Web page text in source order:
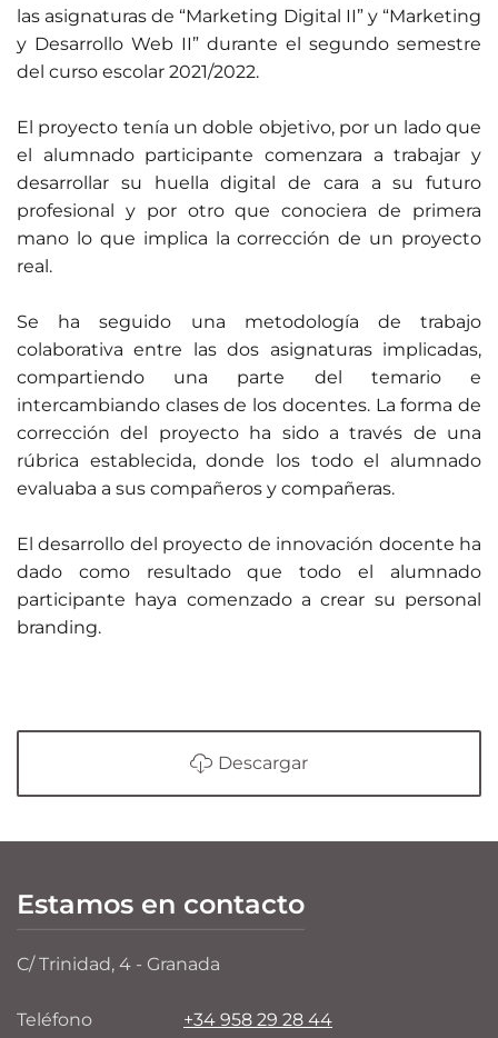
las asignaturas de “Marketing Digital II” y “Marketing
y Desarrollo Web II” durante el segundo semestre
del curso escolar 2021/2022.
El proyecto tenía un doble objetivo, por un lado que
el alumnado participante comenzara a trabajar y
desarrollar su huella digital de cara a su futuro
profesional y por otro que conociera de primera
mano lo que implica la corrección de un proyecto
real.
Se ha seguido una metodología de trabajo
colaborativa entre las dos asignaturas implicadas,
compartiendo una parte del temario e
intercambiando clases de los docentes. La forma de
corrección del proyecto ha sido a través de una
rúbrica establecida, donde los todo el alumnado
evaluaba a sus compañeros y compañeras.
El desarrollo del proyecto de innovación docente ha
dado como resultado que todo el alumnado
participante haya comenzado a crear su personal
branding.
Descargar
Estamos en contacto
C/ Trinidad, 4 - Granada
Teléfono
+34 958 29 28 44